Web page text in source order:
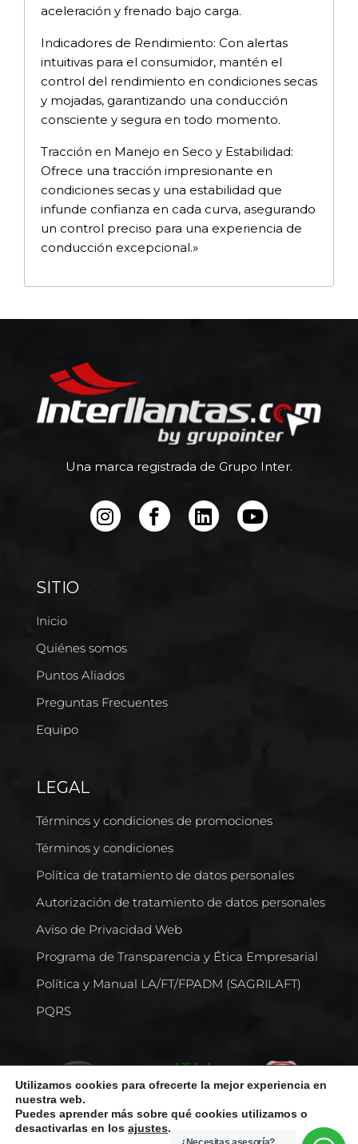
aceleración y frenado bajo carga.
Indicadores de Rendimiento: Con alertas
intuitivas para el consumidor, mantén el
control del rendimiento en condiciones secas
y mojadas, garantizando una conducción
consciente y segura en todo momento.
Tracción en Manejo en Seco y Estabilidad:
Ofrece una tracción impresionante en
condiciones secas y una estabilidad que
infunde confianza en cada curva, asegurando
un control preciso para una experiencia de
conducción excepcional.»
Una marca registrada de Grupo Inter.
SITIO
Inicio
Quiénes somos
Puntos Aliados
Preguntas Frecuentes
Equipo
LEGAL
Términos y condiciones de promociones
Términos y condiciones
Política de tratamiento de datos personales
Autorización de tratamiento de datos personales
Aviso de Privacidad Web
Programa de Transparencia y Ética Empresarial
Política y Manual LA/FT/FPADM (SAGRILAFT)
PQRS
Utilizamos cookies para ofrecerte la mejor experiencia en
nuestra web.
Puedes aprender más sobre qué cookies utilizamos o
desactivarlas en los ajustes.